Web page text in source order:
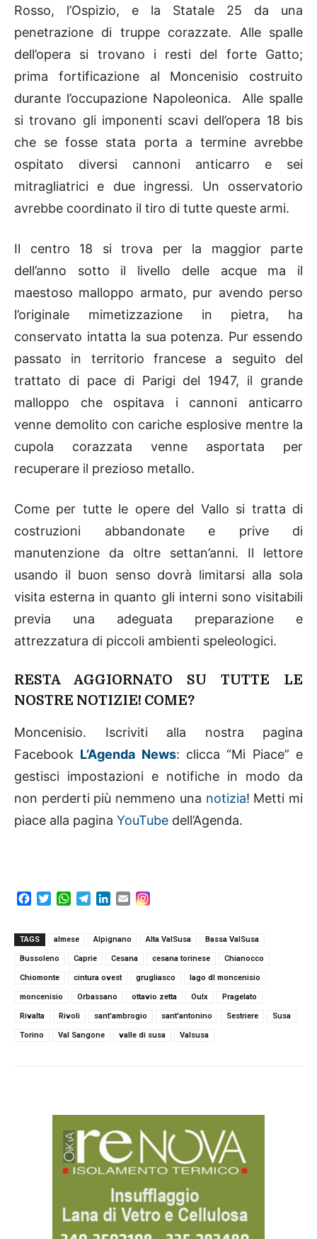
Rosso, l’Ospizio, e la Statale 25 da una
penetrazione di truppe corazzate. Alle spalle
dell’opera si trovano i resti del forte Gatto;
prima fortificazione al Moncenisio costruito
durante l’occupazione Napoleonica. Alle spalle
si trovano gli imponenti scavi dell’opera 18 bis
che se fosse stata porta a termine avrebbe
ospitato diversi cannoni anticarro e sei
mitragliatrici e due ingressi. Un osservatorio
avrebbe coordinato il tiro di tutte queste armi.
Il centro 18 si trova per la maggior parte
dell’anno sotto il livello delle acque ma il
maestoso malloppo armato, pur avendo perso
l’originale mimetizzazione in pietra, ha
conservato intatta la sua potenza. Pur essendo
passato in territorio francese a seguito del
trattato di pace di Parigi del 1947, il grande
malloppo che ospitava i cannoni anticarro
venne demolito con cariche esplosive mentre la
cupola corazzata venne asportata per
recuperare il prezioso metallo.
Come per tutte le opere del Vallo si tratta di
costruzioni abbandonate e prive di
manutenzione da oltre settan’anni. Il lettore
usando il buon senso dovrà limitarsi alla sola
visita esterna in quanto gli interni sono visitabili
previa una adeguata preparazione e
attrezzatura di piccoli ambienti speleologici.
RESTA AGGIORNATO SU TUTTE LE
NOSTRE NOTIZIE! COME?
Moncenisio. Iscriviti alla nostra pagina
Facebook L’Agenda News: clicca “Mi Piace” e
gestisci impostazioni e notifiche in modo da
non perderti più nemmeno una notizia! Metti mi
piace alla pagina YouTube dell’Agenda.
e
b
o
k
t
t
r
W
t
s
p
p
e
g
a
m
k
e
I
n
E
i
l
TAGS almese Alpignano Alta ValSusa Bassa ValSusa
Bussoleno Caprie Cesana cesana torinese Chianocco
Chiomonte cintura ovest grugliasco lago dl moncenisio
moncenisio Orbassano ottavio zetta Oulx Pragelato
Rivalta Rivoli sant'ambrogio sant'antonino Sestriere Susa
Torino Val Sangone valle di susa Valsusa